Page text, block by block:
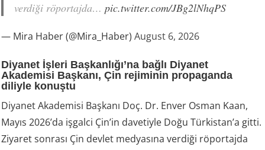
verdiği röportajda…pic.twitter.com/JBg2lNhqPS
— Mira Haber (@Mira_Haber)August 6, 2026
Diyanet İşleri Başkanlığı’na bağlı Diyanet
Akademisi Başkanı, Çin rejiminin propaganda
diliyle konuştu
Diyanet Akademisi Başkanı Doç. Dr. Enver Osman Kaan,
Mayıs 2026’da işgalci Çin’in davetiyle Doğu Türkistan’a gitti.
Ziyaret sonrası Çin devlet medyasına verdiği röportajda